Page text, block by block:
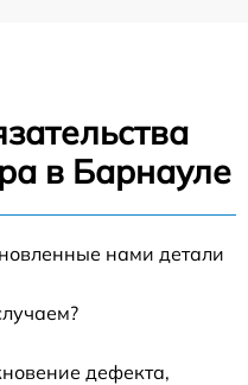
в Барнауле
нами детали
дефекта,